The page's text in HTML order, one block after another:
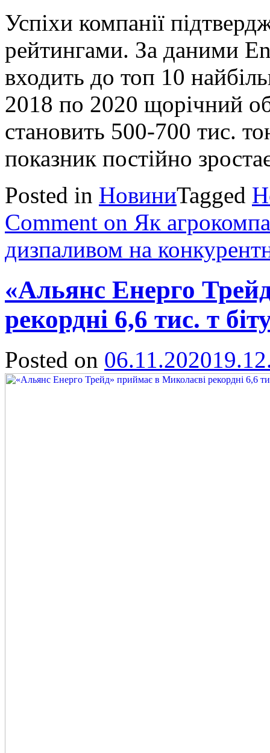
Успіхи компанії
рейтингами. За даними
входить до топ 10
2018 по 2020 щорічний
становить 500-700 тис.
показник постійно
Posted in НовиниTagged
Comment on Як
дизпаливом на
«Альянс Енерго
рекордні 6,6 тис. т
Posted on 06.11.2020